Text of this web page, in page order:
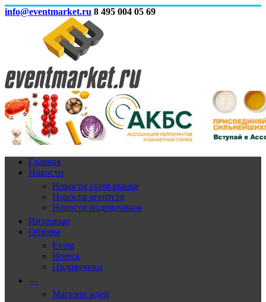
info@eventmarket.ru 8 495 004 05 69
Главная
Новости
Новости event-рынка
Новости агентств
Новости подрядчиков
Интервью
Обзоры
Event
Horeca
Подрядчики
—
Магазин идей